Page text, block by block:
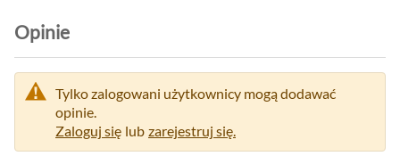
Opinie
Tylko zalogowani użytkownicy mogą dodawać
opinie.
Zaloguj się lub zarejestruj się.